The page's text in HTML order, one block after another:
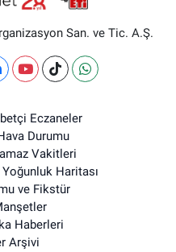
San. ve Tic. A.Ş.
Eczaneler
Durumu
Vakitleri
Haritası
ve Fikstür
Haberleri
Arşivi